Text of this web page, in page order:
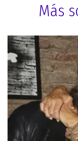
Más